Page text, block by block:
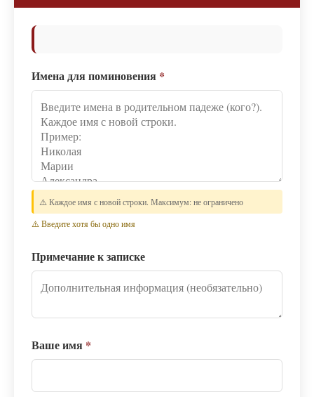
Имена для поминовения *
⚠️ Каждое имя с новой строки. Максимум: не ограничено
⚠️ Введите хотя бы одно имя
Примечание к записке
Ваше имя *